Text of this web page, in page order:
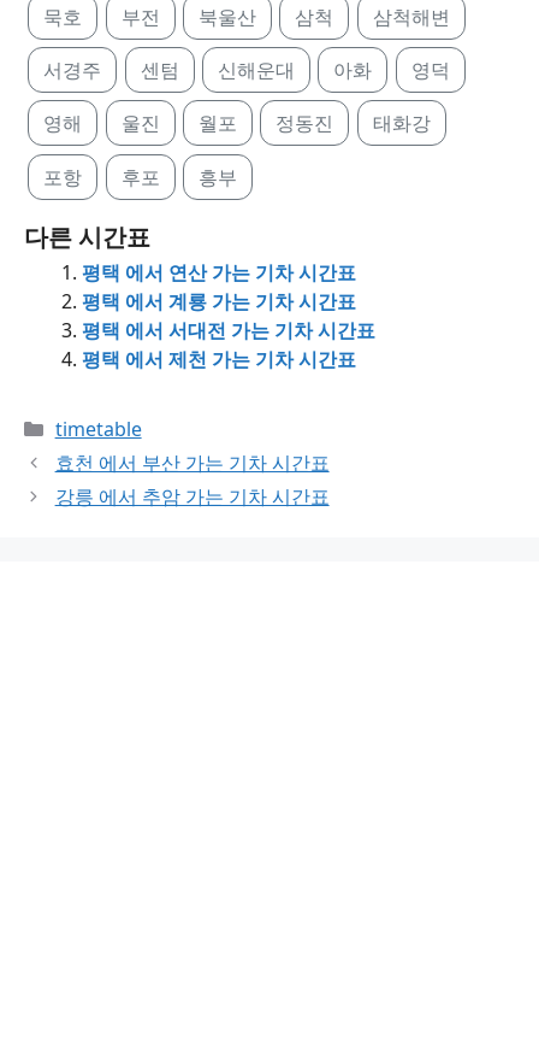
묵호 부전 북울산 삼척 삼척해변
서경주 센텀 신해운대 아화 영덕
영해 울진 월포 정동진 태화강
포항 후포 흥부
다른 시간표
평택 에서 연산 가는 기차 시간표
평택 에서 계룡 가는 기차 시간표
평택 에서 서대전 가는 기차 시간표
평택 에서 제천 가는 기차 시간표
Categories
timetable
효천 에서 부산 가는 기차 시간표
강릉 에서 추암 가는 기차 시간표